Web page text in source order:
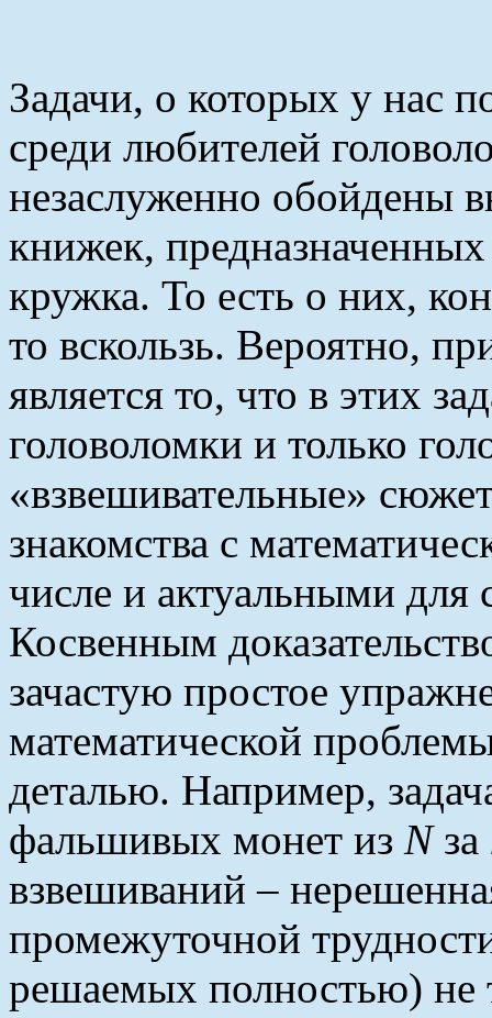
Задачи, о которых у нас
среди любителей
незаслуженно обойдены
книжек,
кружка. То есть о них,
то вскользь. Вероятно,
является то, что в этих
головоломки и только
«взвешивательные»
знакомства с
числе и актуальными для
Косвенным
зачастую простое
математической
деталью. Например,
фальшивых монет из Nза
взвешиваний –
промежуточной
решаемых полностью) не